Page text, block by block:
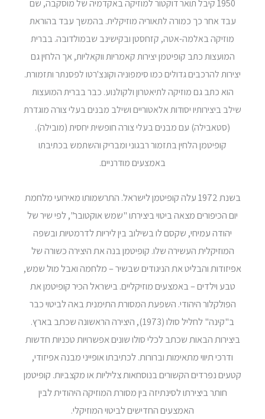
1950 קיבל תואר דוקטור למוזיקה באקדמיה של מוסקבה, שם
עבד אחר כך כמורה לתאוריה מוזיקלית. בהמשך עבד בהוראת
מוזיקה באלמה-אטה, קזחסטן ובקישינב שבמולדובה. בברית
המועצות כתב קופיטמן יצירות קאמריות ווקאליות, אך הלחין גם
יצירות להרכבים גדולים כמו סימפוניה וקונצ'רטו לפסנתר ותזמורת.
הוא כתב גם מוזיקה לתיאטרון ולקולנוע. כבר בברית המועצות
שילב ביצירותיו יסודות אלאטוריים ושילב מבנים בעלי צורה מוגדרת
(סטאבילה) עם מבנים בעלי צורה חופשית יחסית (מובילה).
קופיטמן הלחין בתזמור רבגוני ומבריק והשתמש בכתיבתו
באמצעים מודרניים.
בשנת 1972 עלה קופיטמן לישראל. התרשמותו מאירועי מלחמת
יום הכיפורים מצאה ביטוי ביצירתו "שמש אוקטובר", לפי שיר של
יהודה עמיחי, שקסם לו בשילוב בין ליריות לדרמטיות ובשפה
המוזיקלית העשירה שלו. קופיטמן בנה את היצירה כשורה של
אפיזודות והבליט את הניגודים שבשיר – מלחמה ואבל מול שמש,
טבע וילדים – באמצעים מוזיקליים. בישראל הכיר קופיטמן את
הפולקלור היהודי. השפעת המסורת התימנית באה לביטוי כבר
ב"קינה" לחליל סולו (1973), היצירה הראשונה שכתב בארץ.
ביצירות הבאות שכתב לכלי סולו שונים אפשרויות טכניות חדשות
ודרכי תיווי מתאימות וברורות. לכתיבתו אופייני מבנה אפיזודי,
קטעים נפרדים הקשורים בנוסחאות צליליות או מקצביות. קופיטמן
חותר ביצירתו לסינתיזה בין מסורת המוזיקה היהודית לבין
האמצעים החדישים לביטוי המוזיקלי.